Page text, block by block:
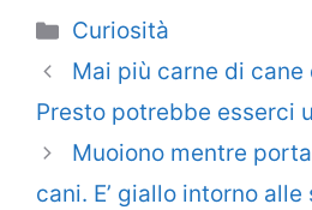
Categorie
Curiosità
Mai più carne di cane
Presto potrebbe esserci
Muoiono mentre
cani. E’ giallo intorno